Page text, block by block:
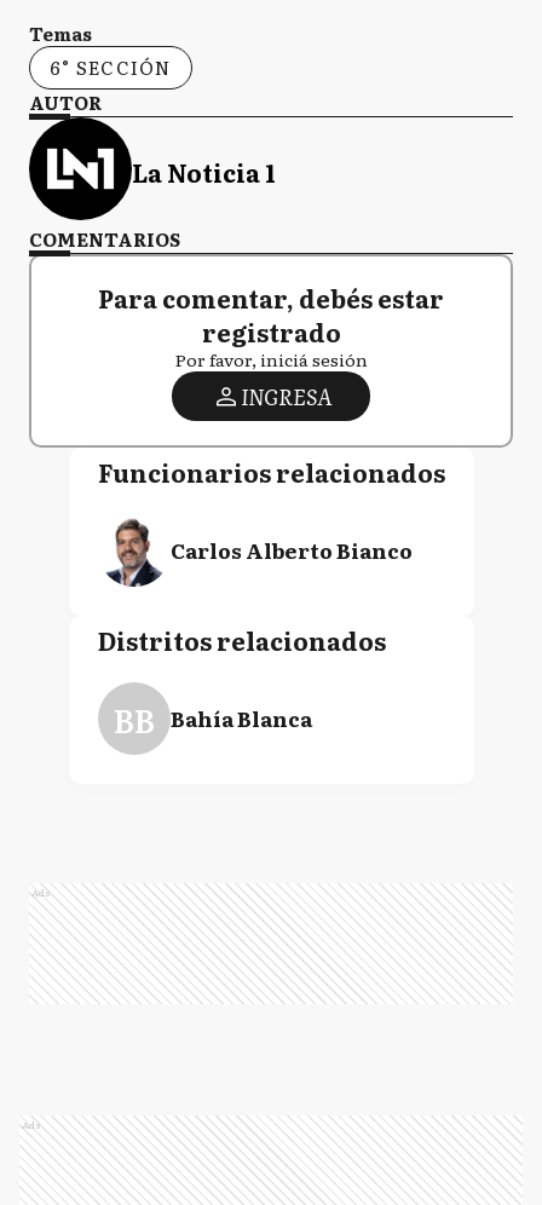
Temas
6° SECCIÓN
AUTOR
La Noticia 1
COMENTARIOS
Para comentar, debés estar
registrado
Por favor, iniciá sesión
INGRESA
Funcionarios relacionados
Carlos Alberto Bianco
Distritos relacionados
BB Bahía Blanca
Ads
Ads